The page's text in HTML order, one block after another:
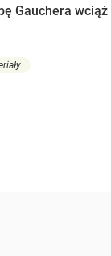
Gauchera wciąż